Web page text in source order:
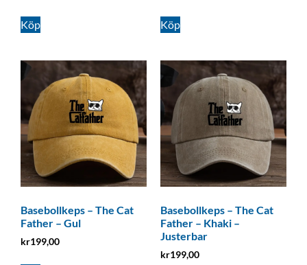
Köp Köp
Basebollkeps – The Cat
Father – Gul
kr199,00
Basebollkeps – The Cat
Father – Khaki –
Justerbar
kr199,00